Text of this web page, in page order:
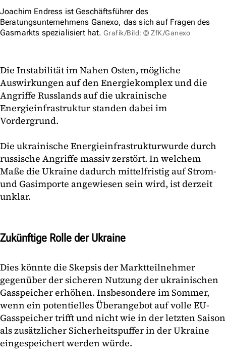
Joachim Endress ist Geschäftsführer des
Beratungsunternehmens Ganexo, das sich auf Fragen des
Gasmarkts spezialisiert hat. Grafik/Bild: © ZfK/Ganexo
Die Instabilität im Nahen Osten, mögliche
Auswirkungen auf den Energiekomplex und die
Angriffe Russlands auf die ukrainische
Energieinfrastruktur standen dabei im
Vordergrund.
Die ukrainische Energieinfrastrukturwurde durch
russische Angriffe massiv zerstört. In welchem
Maße die Ukraine dadurch mittelfristig auf Strom-
und Gasimporte angewiesen sein wird, ist derzeit
unklar.
Zukünftige Rolle der Ukraine
Dies könnte die Skepsis der Marktteilnehmer
gegenüber der sicheren Nutzung der ukrainischen
Gasspeicher erhöhen. Insbesondere im Sommer,
wenn ein potentielles Überangebot auf volle EU-
Gasspeicher trifft und nicht wie in der letzten Saison
als zusätzlicher Sicherheitspuffer in der Ukraine
eingespeichert werden würde.